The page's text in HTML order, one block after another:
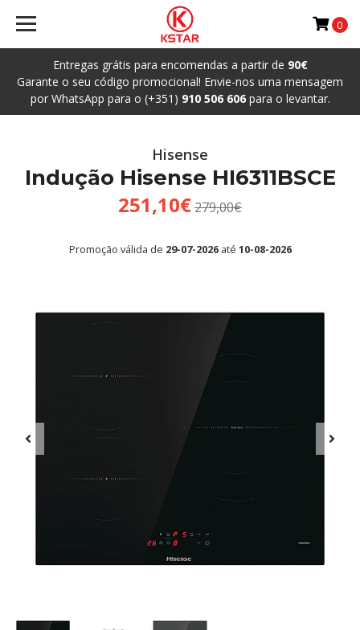
Entregas grátis para encomendas a partir de 90€
Garante o seu código promocional! Envie-nos uma mensagem
por WhatsApp para o (+351) 910 506 606para o levantar.
0
Hisense
Indução Hisense HI6311BSCE
251,10€279,00€
Promoção válida de 29-07-2026até 10-08-2026